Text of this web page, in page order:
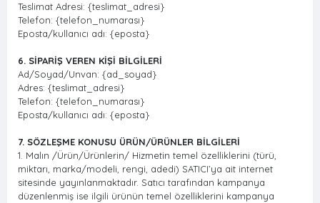
Teslimat Adresi: {teslimat_adresi}
Telefon: {telefon_numarası}
Eposta/kullanıcı adı: {eposta}
6. SİPARİŞ VEREN KİŞİ BİLGİLERİ
Ad/Soyad/Unvan: {ad_soyad}
Adres: {teslimat_adresi}
Telefon: {telefon_numarası}
Eposta/kullanıcı adı: {eposta}
7. SÖZLEŞME KONUSU ÜRÜN/ÜRÜNLER BİLGİLERİ
1. Malın /Ürün/Ürünlerin/ Hizmetin temel özelliklerini (türü,
miktarı, marka/modeli, rengi, adedi) SATICI’ya ait internet
sitesinde yayınlanmaktadır. Satıcı tarafından kampanya
düzenlenmiş ise ilgili ürünün temel özelliklerini kampanya